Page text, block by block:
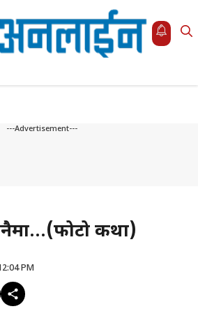
---Advertisement---
कथा)
PM